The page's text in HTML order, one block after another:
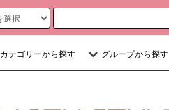
カテゴリーから探す グループから探す